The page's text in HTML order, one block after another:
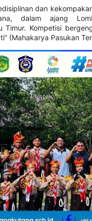
dan
dalam ajang
Timur. Kompetisi
(Mahakarya Pasukan